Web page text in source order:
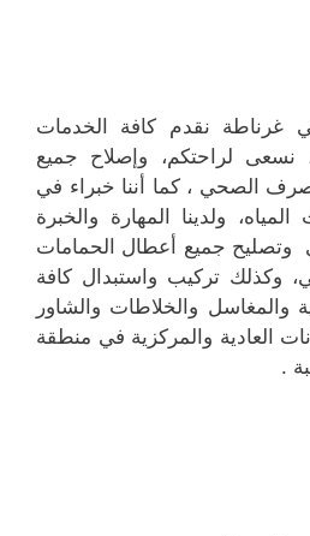
نقدم كافة الخدمات
نسعى لراحتكم، وإصلاح جميع
الصحي ، كما أننا خبراء في
ولدينا المهارة والخبرة
وتصليح جميع أعطال الحمامات
وكذلك تركيب واستبدال كافة
والمغاسل والخلاطات والشاور
العادية والمركزية في منطقة
.